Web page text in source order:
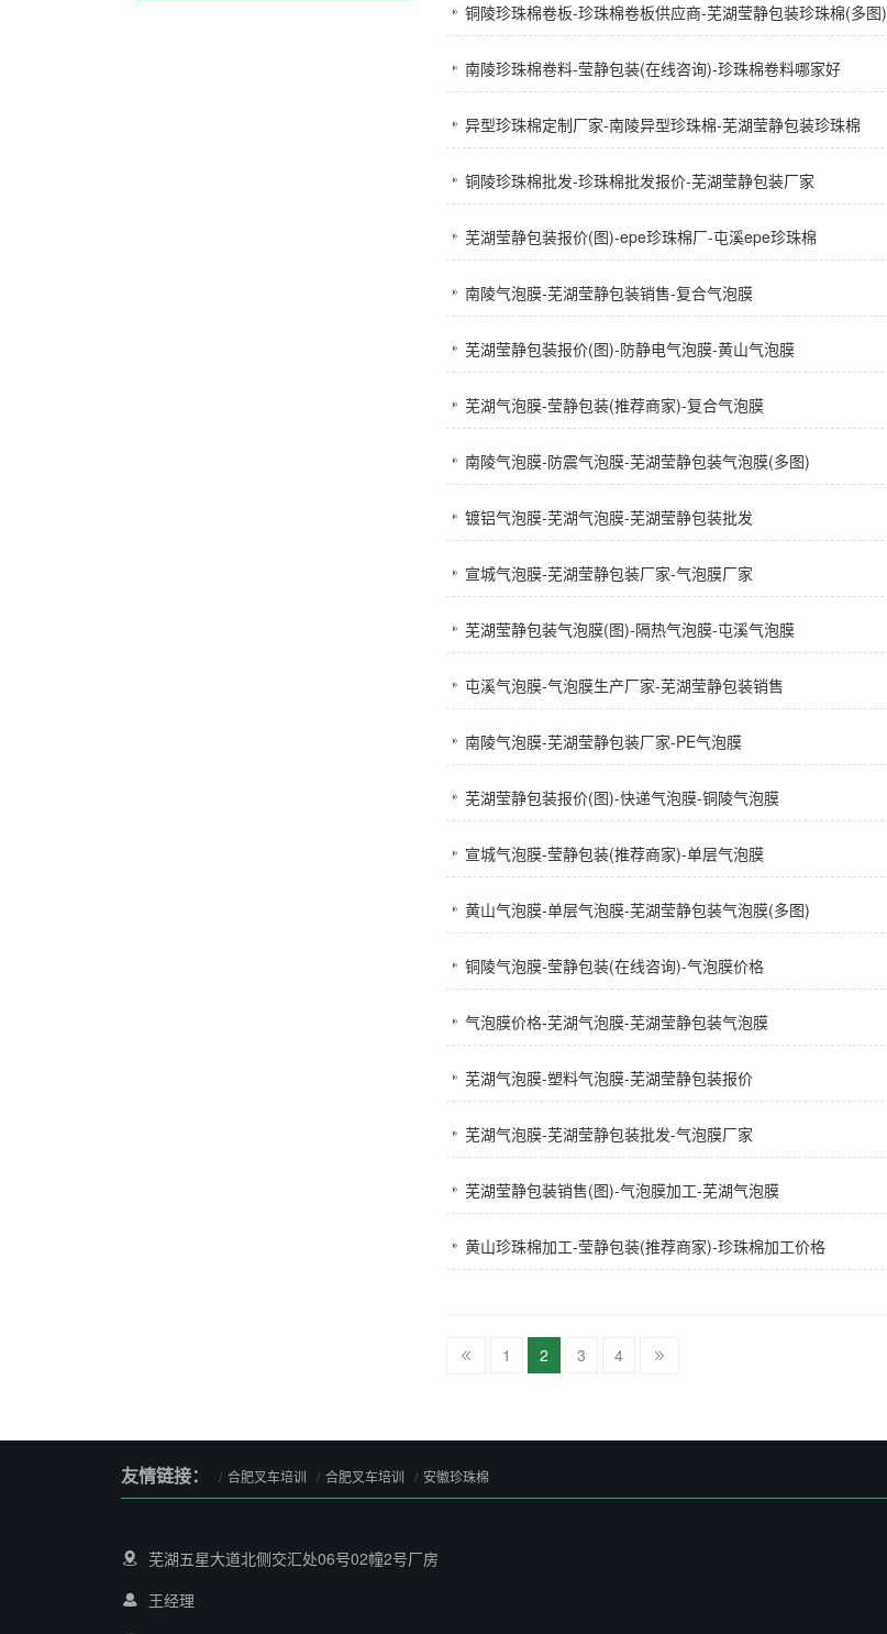
铜陵珍珠棉卷板-珍珠棉卷板供应商-芜湖莹静包装珍珠棉(多图)
南陵珍珠棉卷料-莹静包装(在线咨询)-珍珠棉卷料哪家好
异型珍珠棉定制厂家-南陵异型珍珠棉-芜湖莹静包装珍珠棉
铜陵珍珠棉批发-珍珠棉批发报价-芜湖莹静包装厂家
芜湖莹静包装报价(图)-epe珍珠棉厂-屯溪epe珍珠棉
南陵气泡膜-芜湖莹静包装销售-复合气泡膜
芜湖莹静包装报价(图)-防静电气泡膜-黄山气泡膜
芜湖气泡膜-莹静包装(推荐商家)-复合气泡膜
南陵气泡膜-防震气泡膜-芜湖莹静包装气泡膜(多图)
镀铝气泡膜-芜湖气泡膜-芜湖莹静包装批发
宣城气泡膜-芜湖莹静包装厂家-气泡膜厂家
芜湖莹静包装气泡膜(图)-隔热气泡膜-屯溪气泡膜
屯溪气泡膜-气泡膜生产厂家-芜湖莹静包装销售
南陵气泡膜-芜湖莹静包装厂家-PE气泡膜
芜湖莹静包装报价(图)-快递气泡膜-铜陵气泡膜
宣城气泡膜-莹静包装(推荐商家)-单层气泡膜
黄山气泡膜-单层气泡膜-芜湖莹静包装气泡膜(多图)
铜陵气泡膜-莹静包装(在线咨询)-气泡膜价格
气泡膜价格-芜湖气泡膜-芜湖莹静包装气泡膜
芜湖气泡膜-塑料气泡膜-芜湖莹静包装报价
芜湖气泡膜-芜湖莹静包装批发-气泡膜厂家
芜湖莹静包装销售(图)-气泡膜加工-芜湖气泡膜
黄山珍珠棉加工-莹静包装(推荐商家)-珍珠棉加工价格
1 2 3 4
友情链接： 合肥叉车培训 合肥叉车培训 安徽珍珠棉
芜湖五星大道北侧交汇处06号02幢2号厂房
王经理